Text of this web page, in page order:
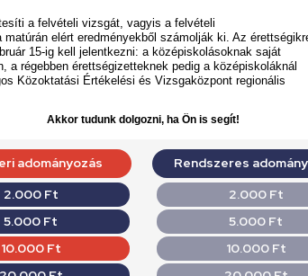
a felvételi vizsgát, vagyis a felvételi
matúrán elért eredményekből számolják ki. Az
15-ig kell jelentkezni: a középiskolásoknak saját
a régebben érettségizetteknek pedig a középiskoláknál
Közoktatási Értékelési és Vizsgaközpont regionális
Akkor tudunk dolgozni, ha Ön is segít!